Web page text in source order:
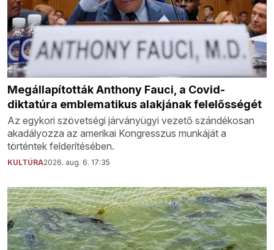
Megállapították Anthony Fauci, a Covid-
diktatúra emblematikus alakjának felelősségét
Az egykori szövetségi járványügyi vezető szándékosan
akadályozza az amerikai Kongresszus munkáját a
történtek felderítésében.
KULTÚRA2026. aug. 6. 17:35